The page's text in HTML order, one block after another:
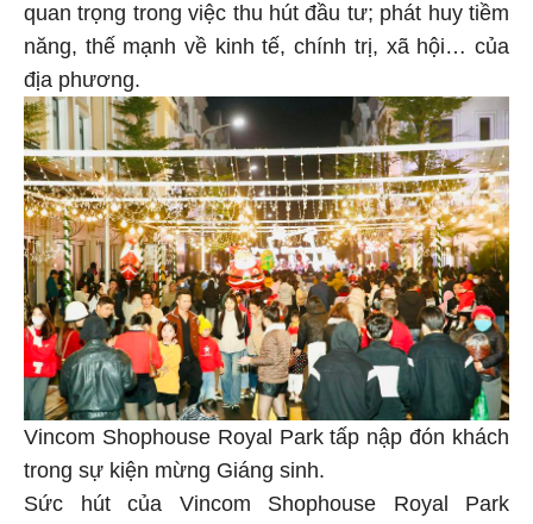
quan trọng trong việc thu hút đầu tư; phát huy tiềm
năng, thế mạnh về kinh tế, chính trị, xã hội… của
địa phương.
Vincom Shophouse Royal Park tấp nập đón khách
trong sự kiện mừng Giáng sinh.
Sức hút của Vincom Shophouse Royal Park